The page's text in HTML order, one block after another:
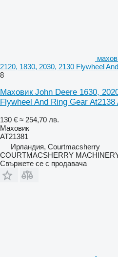
2120, 1830, 2030, 2130 Flywheel
8
Маховик John Deere 1630,
Flywheel And Ring Gear At2138
130 € ≈ 254,70 лв.
Маховик
AT21381
Ирландия, Courtmacsherry
COURTMACSHERRY
Свържете се с продавача